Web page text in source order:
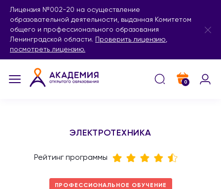
Лицензия №002-20 на осуществление
образовательной деятельности, выданная Комитетом
общего и профессионального образования
Ленинградской области.
Проверить лицензию,
посмотреть лицензию.
0
ЭЛЕКТРОТЕХНИКА
Рейтинг программы
ПРОФЕССИОНАЛЬНОЕ ОБУЧЕНИЕ